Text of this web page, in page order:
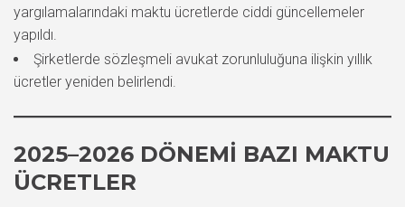
yargılamalarındaki maktu ücretlerde ciddi güncellemeler
yapıldı.
Şirketlerde sözleşmeli avukat zorunluluğuna ilişkin yıllık
ücretler yeniden belirlendi.
2025–2026 DÖNEMI BAZI MAKTU
ÜCRETLER